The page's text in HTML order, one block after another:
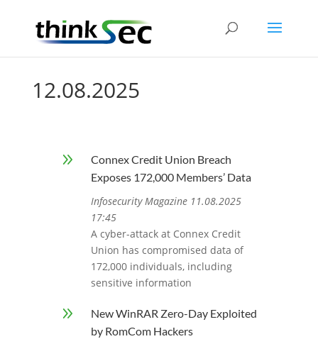
12.08.2025
9
Connex Credit Union Breach
Exposes 172,000 Members’ Data
Infosecurity Magazine 11.08.2025
17:45
A cyber-attack at Connex Credit
Union has compromised data of
172,000 individuals, including
sensitive information
9
New WinRAR Zero-Day Exploited
by RomCom Hackers